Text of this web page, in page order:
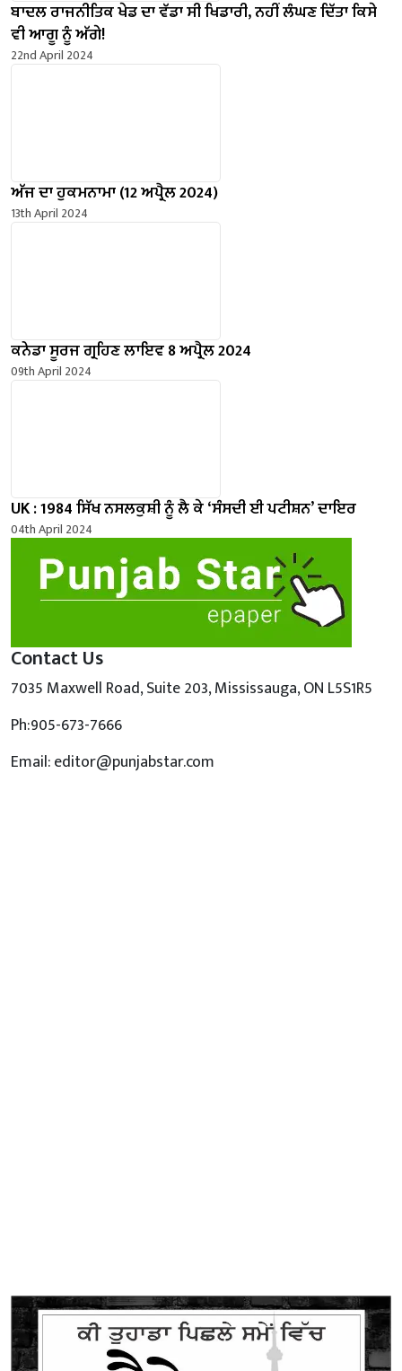
ਬਾਦਲ ਰਾਜਨੀਤਿਕ ਖੇਡ ਦਾ ਵੱਡਾ ਸੀ ਖਿਡਾਰੀ, ਨਹੀਂ ਲੰਘਣ ਦਿੱਤਾ ਕਿਸੇ
ਵੀ ਆਗੂ ਨੂੰ ਅੱਗੇ!
22nd April 2024
ਅੱਜ ਦਾ ਹੁਕਮਨਾਮਾ (12 ਅਪ੍ਰੈਲ 2024)
13th April 2024
ਕਨੇਡਾ ਸੂਰਜ ਗ੍ਰਹਿਣ ਲਾਇਵ 8 ਅਪ੍ਰੈਲ 2024
09th April 2024
UK : 1984 ਸਿੱਖ ਨਸਲਕੁਸ਼ੀ ਨੂੰ ਲੈ ਕੇ ‘ਸੰਸਦੀ ਈ ਪਟੀਸ਼ਨ’ ਦਾਇਰ
04th April 2024
Contact Us
7035 Maxwell Road, Suite 203, Mississauga, ON L5S1R5
Ph:905-673-7666
Email: editor@punjabstar.com